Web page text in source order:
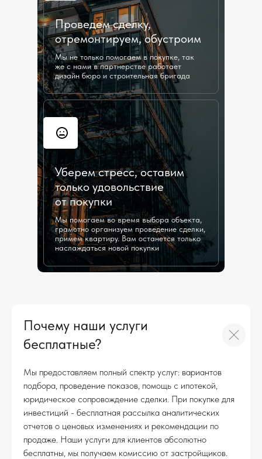
Проведем сделку,
отремонтируем, обустроим
Мы не только помогаем в покупке, так
же с нами в партнерстве работает
дизайн бюро и строительная бригада
Уберем стресс, оставим
только удовольствие
от покупки
Мы помогаем во время выбора объекта,
грамотно организуем проведение сделки,
примем квартиру. Вам останется только
наслаждаться новой покупки
Почему наши услуги
бесплатные?
Мы предоставляем полный спектр услуг: вариантов
подбора, проведение показов, помощь с ипотекой,
юридическое сопровождение сделки. При покупке для
инвестиций - бесплатная рассылка аналитических
отчетов о ценовых изменениях и рекомендации по
продаже. Наши услуги для клиентов абсолютно
бесплатны, мы получаем комиссию от застройщиков.